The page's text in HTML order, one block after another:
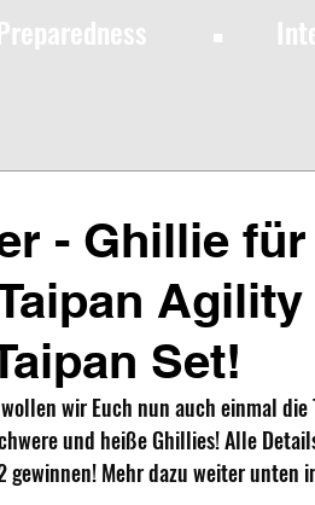
·
- Ghillie
Set!
wir Euch nun auch einmal
und heiße Ghillies! Alle
gewinnen! Mehr dazu weiter unten